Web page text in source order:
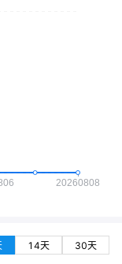
14天 30天